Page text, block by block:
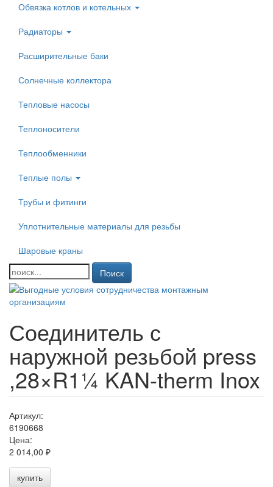
Обвязка котлов и котельных
Радиаторы
Расширительные баки
Солнечные коллектора
Тепловые насосы
Теплоносители
Теплообменники
Теплые полы
Трубы и фитинги
Уплотнительные материалы для резьбы
Шаровые краны
Поиск
Соединитель с
наружной резьбой press
,28×R1¼ KAN-therm Inox
Артикул:
6190668
Цена:
2 014,00 ₽
купить